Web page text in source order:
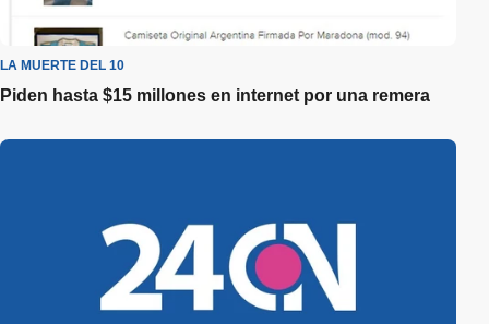
LA MUERTE DEL 10
Piden hasta $15 millones en internet por una remera